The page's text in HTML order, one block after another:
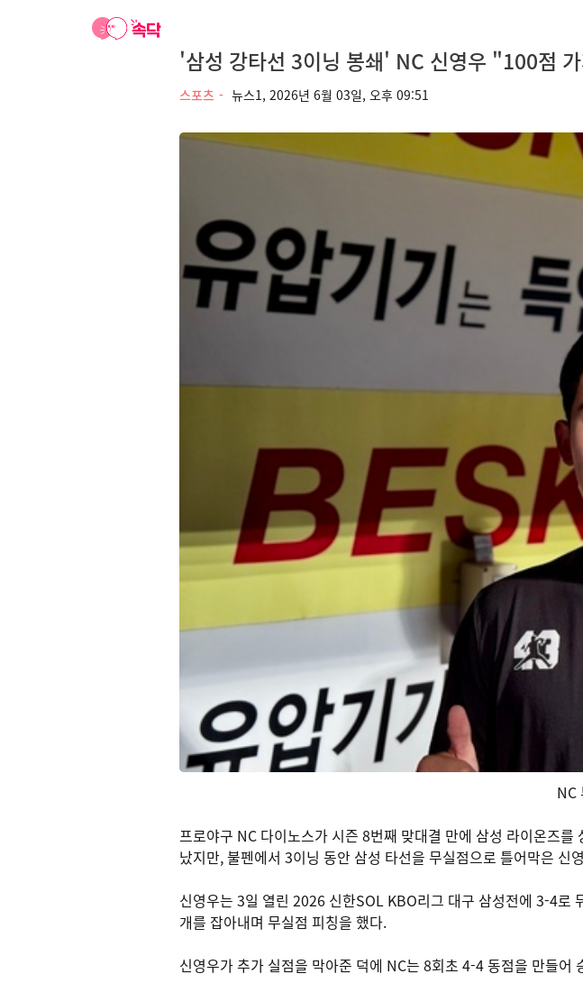
'삼성 강타선 3이닝 봉쇄' NC 신영우 "100점
스포츠 뉴스1, 2026년 6월 03일, 오후 09:51
NC
프로야구 NC 다이노스가 시즌 8번째 맞대결 만에 삼성 라이온즈
났지만, 불펜에서 3이닝 동안 삼성 타선을 무실점으로 틀어막은 신
신영우는 3일 열린 2026 신한SOL KBO리그 대구 삼성전에 3-4로
개를 잡아내며 무실점 피칭을 했다.
신영우가 추가 실점을 막아준 덕에 NC는 8회초 4-4 동점을 만들